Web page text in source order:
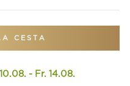
CESTA
- Fr. 14.08.